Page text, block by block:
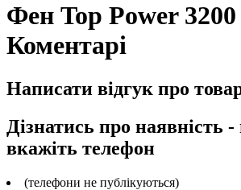
Фен Top Power
Коментарі
Написати відгук про
Дізнатись про наявність -
вкажіть телефон
(телефони не публікуються)